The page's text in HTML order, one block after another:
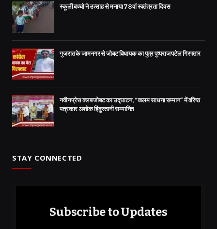
स्कूली बच्चो ने उत्साह से मनाया 78वां स्वतंत्रता दिवस
गुजरात के जामनगर से जोबट विधायक का पुत्र पुष्पराज पटेल गिरफ्तार
नवीन प्रेस क्लब जोबट का उद्घाटन, “कलम साधना सम्मान” में वरिष्ठ
पत्रकार अशोक हिंदुस्तानी सम्मानित
STAY CONNECTED
Subscribe to Updates